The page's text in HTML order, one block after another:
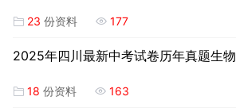
23 份资料 177
2025年四川最新中考试卷历年真题生物
18 份资料 163